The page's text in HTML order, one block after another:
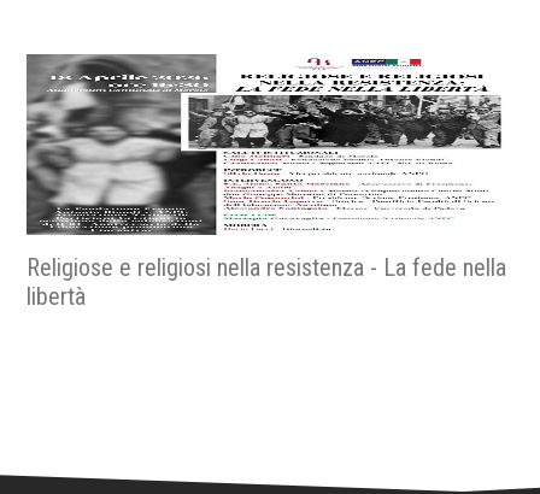
Religiose e religiosi nella resistenza - La fede nella
libertà